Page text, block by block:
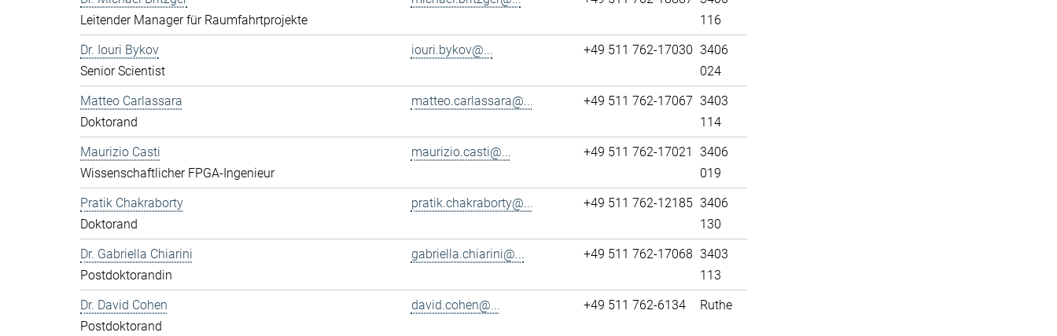
Leitender Manager für Raumfahrtprojekte
116
Dr. Iouri Bykov
Senior Scientist
iouri.bykov@... +49 511 762-17030 3406
024
Matteo Carlassara
Doktorand
matteo.carlassara@... +49 511 762-17067 3403
114
Maurizio Casti
Wissenschaftlicher FPGA-Ingenieur
maurizio.casti@... +49 511 762-17021
3406
019
Pratik Chakraborty
Doktorand
pratik.chakraborty@... +49 511 762-12185 3406
130
Dr. Gabriella Chiarini
Postdoktorandin
gabriella.chiarini@... +49 511 762-17068 3403
113
Dr. David Cohen
Postdoktorand
david.cohen@... +49 511 762-6134 Ruthe